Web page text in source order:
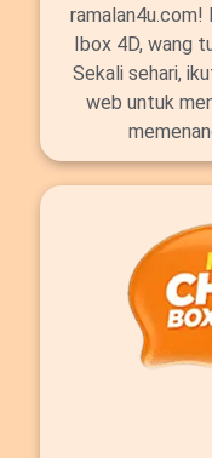
ramalan4u.com!
Ibox 4D, wang
Sekali sehari,
web untuk